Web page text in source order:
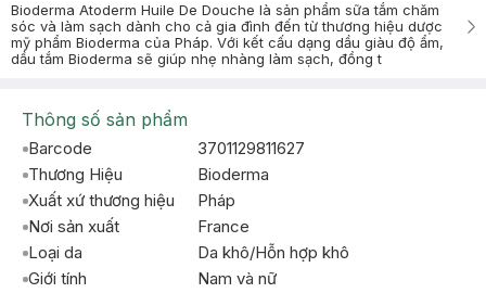
Bioderma Atoderm Huile De Douche là sản phẩm sữa tắm chăm
sóc và làm sạch dành cho cả gia đình đến từ thương hiệu dược
mỹ phẩm Bioderma của Pháp. Với kết cấu dạng dầu giàu độ ẩm,
dầu tắm Bioderma sẽ giúp nhẹ nhàng làm sạch, đồng t
Thông số sản phẩm
Barcode
3701129811627
Thương Hiệu
Bioderma
Xuất xứ thương hiệu
Pháp
Nơi sản xuất
France
Loại da
Da khô/Hỗn hợp khô
Giới tính
Nam và nữ